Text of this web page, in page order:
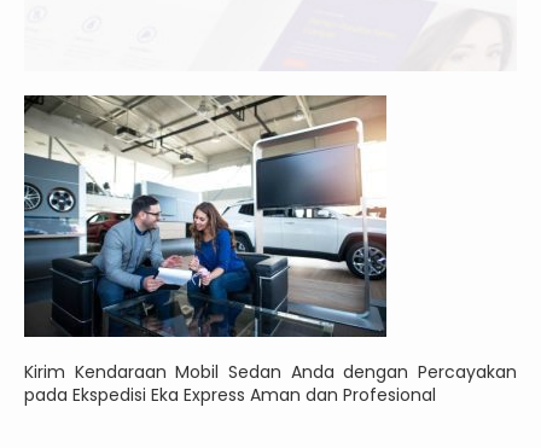
Kirim Kendaraan Mobil Sedan Anda dengan Percayakan
pada Ekspedisi Eka Express Aman dan Profesional